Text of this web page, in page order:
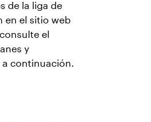
de la liga de
en el sitio web
el
y
a continuación.